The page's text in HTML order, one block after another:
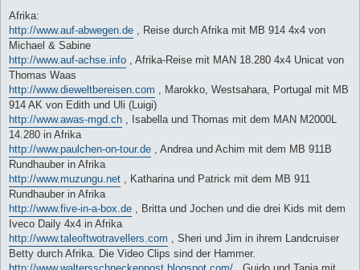
Afrika:
http://www.auf-abwegen.de , Reise durch Afrika mit MB 914 4x4 von
Michael & Sabine
http://www.auf-achse.info , Afrika-Reise mit MAN 18.280 4x4 Unicat von
Thomas Waas
http://www.dieweltbereisen.com , Marokko, Westsahara, Portugal mit MB
914 AK von Edith und Uli (Luigi)
http://www.awas-mgd.ch , Isabella und Thomas mit dem MAN M2000L
14.280 in Afrika
http://www.paulchen-on-tour.de , Andrea und Achim mit dem MB 911B
Rundhauber in Afrika
http://www.muzungu.net , Katharina und Patrick mit dem MB 911
Rundhauber in Afrika
http://www.five-in-a-box.de , Britta und Jochen und die drei Kids mit dem
Iveco Daily 4x4 in Afrika
http://www.taleoftwotravellers.com , Sheri und Jim in ihrem Landcruiser
Betty durch Afrika. Die Video Clips sind der Hammer.